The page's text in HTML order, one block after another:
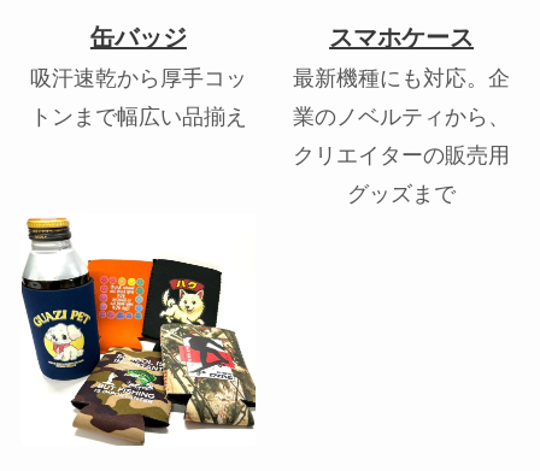
缶バッジ
吸汗速乾から厚手コッ
トンまで幅広い品揃え
スマホケース
最新機種にも対応。企
業のノベルティから、
クリエイターの販売用
グッズまで